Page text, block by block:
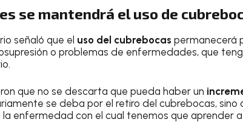
se mantendrá el uso de
señaló que el uso del cubrebocas permanecerá
o problemas de enfermedades, que
que no se descarta que pueda haber un
se deba por el retiro del cubrebocas, sino
enfermedad con el cual tenemos que aprender a